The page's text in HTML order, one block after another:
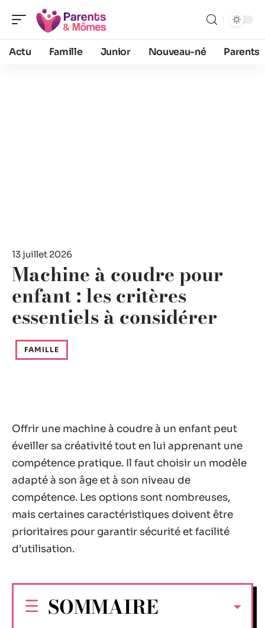
Actu Famille Junior Nouveau-né Parents
13 juillet 2026
Machine à coudre pour
enfant : les critères
essentiels à considérer
FAMILLE
Offrir une machine à coudre à un enfant peut
éveiller sa créativité tout en lui apprenant une
compétence pratique. Il faut choisir un modèle
adapté à son âge et à son niveau de
compétence. Les options sont nombreuses,
mais certaines caractéristiques doivent être
prioritaires pour garantir sécurité et facilité
d’utilisation.
SOMMAIRE